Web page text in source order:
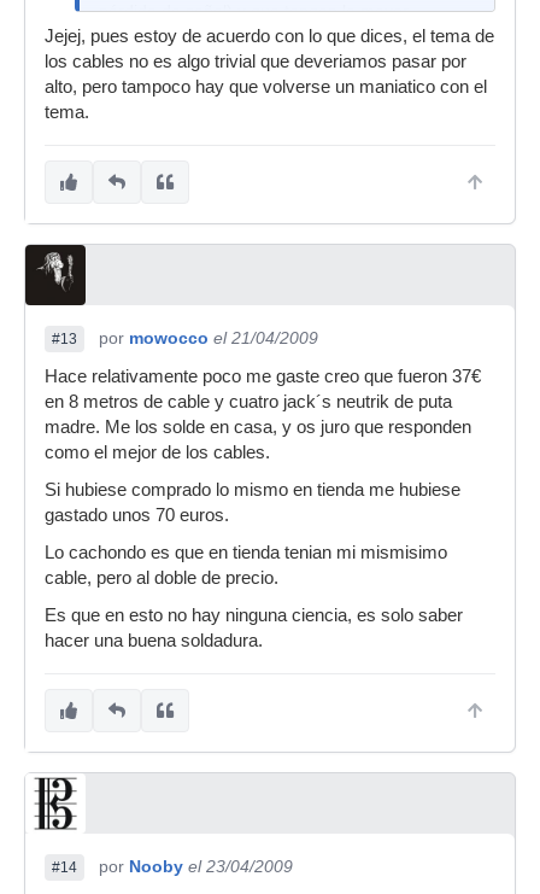
pérdida de señal) y que tengan la mayor
durabilidad posible. Un cable de 6 metros de
aprox. veintitantos euros, con buenos conectores
neutrik, sea facturado por uno mismo o
expertos en electrónica, es el riesgo de tener un
cablde 1 o 1,5 metros. No es en absoluto
prohibitivo pagar por un buen cable de altavoz
10 o 12 euros, porque además ese sí que te
dura toda la vida. ¿Pagar más? no creo que
haga falta. ¿Poner un cablezucho de esos que
se usa en los amlos equipos hifi, con 0,5 mm de
sección y cobre de baja calidad para ahorrar 10
opción.
Jejej, pues estoy de acuerdo con lo que dices, el tema de
los cables no es algo trivial que deveriamos pasar por
alto, pero tampoco hay que volverse un maniatico con el
tema.
#13 por mowocco el 21/04/2009
Hace relativamente poco me gaste creo que fueron 37€
en 8 metros de cable y cuatro jack´s neutrik de puta
madre. Me los solde en casa, y os juro que responden
como el mejor de los cables.
Si hubiese comprado lo mismo en tienda me hubiese
gastado unos 70 euros.
Lo cachondo es que en tienda tenian mi mismisimo
cable, pero al doble de precio.
Es que en esto no hay ninguna ciencia, es solo saber
hacer una buena soldadura.
#14 por Nooby el 23/04/2009